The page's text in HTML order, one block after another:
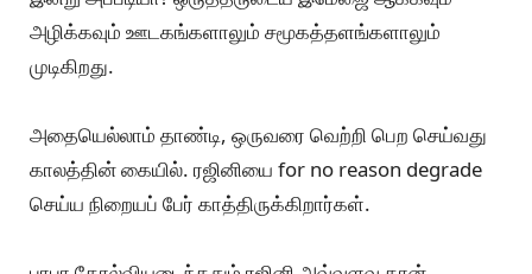
கே: சினிமா வேறு, அரசியல் வேறு. சினிமாவில் சூப்பர்
ஸ்டாராக இருக்கலாம், அதை வைத்து அரசியலில் வெற்றி
பெற்று விட முடியுமா?
காலத்தில் செய்தித்தாள், வானொலி, சினிமாவைத் தவிர